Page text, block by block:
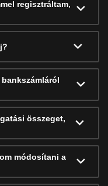
regisztráltam,
összeget,
módosítani a